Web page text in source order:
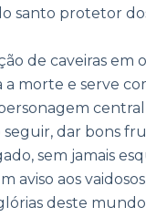
santo protetor
de caveiras em
a morte e serve
dar bons
sem jamais
aviso aos
deste